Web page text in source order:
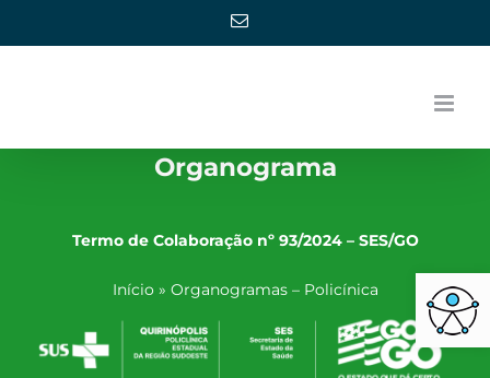
Barra de
E-
Organograma
Termo de Colaboração nº 93/2024 – SES/GO
Início » Organogramas – Policínica